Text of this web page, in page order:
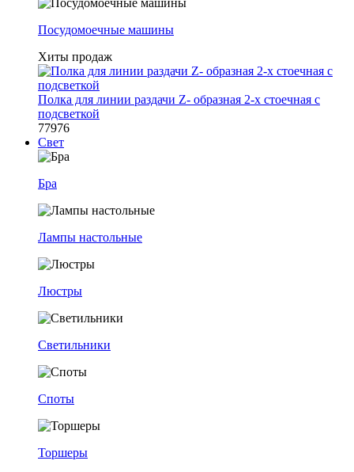
Посудомоечные машины
Хиты продаж
Полка для линии раздачи Z- образная 2-х стоечная с
подсветкой
77976
Свет
Бра
Лампы настольные
Люстры
Светильники
Споты
Торшеры